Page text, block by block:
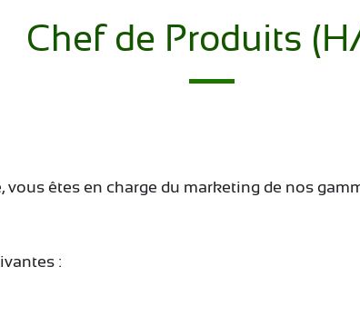
Chef de Produits
vous êtes en charge du marketing de nos
: